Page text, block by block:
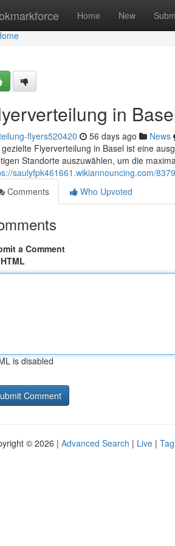
Home New
in
flyers520420 56 days ago News
gezielte Flyerverteilung in Basel ist eine
Standorte auszuwählen, um die
saulyfpk461661.wikiannouncing.com/
Comments
Who Upvoted
a Comment
is disabled
© 2026 | Advanced Search | Live |